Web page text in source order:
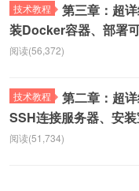
技术教程
第三章：超
装Docker容器、部署
阅读(56,372)
技术教程
第二章：超
SSH连接服务器、安
阅读(51,734)